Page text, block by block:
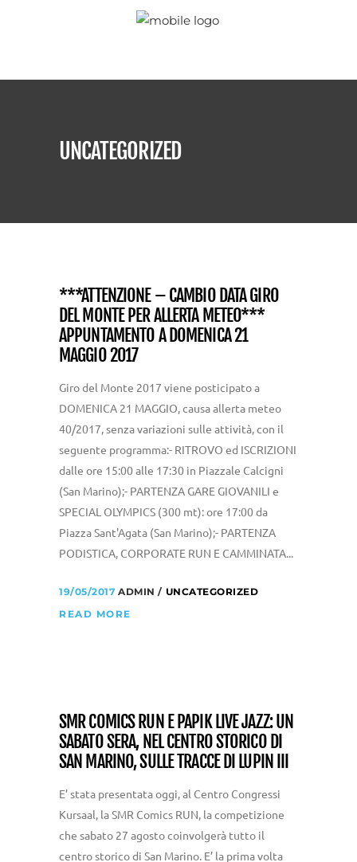
UNCATEGORIZED
***ATTENZIONE – CAMBIO DATA GIRO
DEL MONTE PER ALLERTA METEO***
APPUNTAMENTO A DOMENICA 21
MAGGIO 2017
Giro del Monte 2017 viene posticipato a
DOMENICA 21 MAGGIO, causa allerta meteo
40/2017, senza variazioni sulle attività, con il
seguente programma:- RITROVO ed ISCRIZIONI
dalle ore 15:00 alle 17:30 in Piazzale Calcigni
(San Marino);- PARTENZA GARE GIOVANILI e
SPECIAL OLYMPICS (300 mt): ore 17:00 da
Piazza Sant'Agata (San Marino);- PARTENZA
PODISTICA, CORPORATE RUN E CAMMINATA...
19/05/2017 ADMIN
UNCATEGORIZED
READ MORE
SMR COMICS RUN E PAPIK LIVE JAZZ: UN
SABATO SERA, NEL CENTRO STORICO DI
SAN MARINO, SULLE TRACCE DI LUPIN III
E’ stata presentata oggi, al Centro Congressi
Kursaal, la SMR Comics RUN, la competizione
che sabato 27 agosto coinvolgerà tutto il
centro storico di San Marino. E’ la prima volta